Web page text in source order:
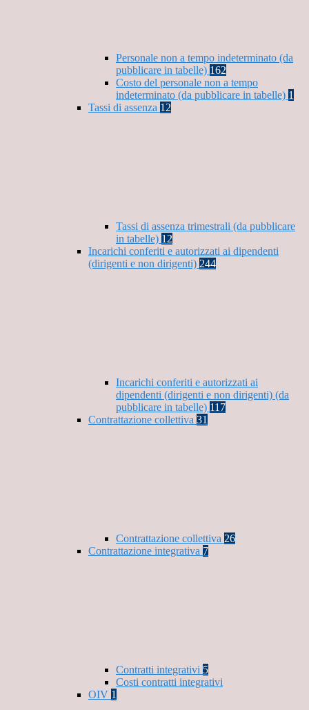
Personale non a tempo indeterminato (da
pubblicare in tabelle) 162
Costo del personale non a tempo
indeterminato (da pubblicare in tabelle) 1
Tassi di assenza 12
Tassi di assenza trimestrali (da pubblicare
in tabelle) 12
Incarichi conferiti e autorizzati ai dipendenti
(dirigenti e non dirigenti) 244
Incarichi conferiti e autorizzati ai
dipendenti (dirigenti e non dirigenti) (da
pubblicare in tabelle) 117
Contrattazione collettiva 31
Contrattazione collettiva 26
Contrattazione integrativa 7
Contratti integrativi 5
Costi contratti integrativi
OIV 1